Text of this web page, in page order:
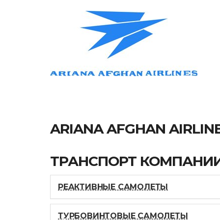
ARIANA AFGHAN
ТРАНСПОРТ
РЕАКТИВНЫЕ САМОЛЕТЫ
ТУРБОВИНТОВЫЕ САМОЛЕТЫ